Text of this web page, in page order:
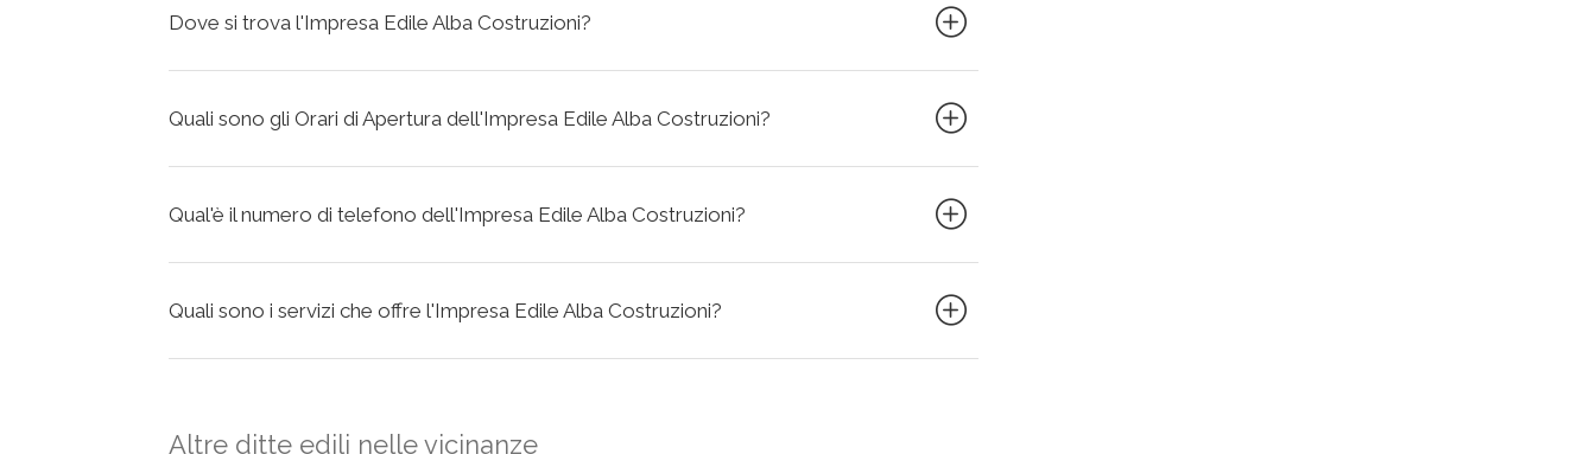
Dove si trova l'Impresa Edile Alba Costruzioni?
Quali sono gli Orari di Apertura dell'Impresa Edile Alba Costruzioni?
Qual'è il numero di telefono dell'Impresa Edile Alba Costruzioni?
Quali sono i servizi che offre l'Impresa Edile Alba Costruzioni?
Altre ditte edili nelle vicinanze